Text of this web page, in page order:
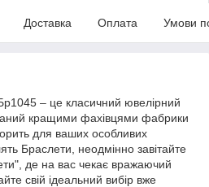
Доставка Оплата Умови
– це класичний ювелірний
кращими фахівцями фабрики
для ваших особливих
Браслети, неодмінно завітайте
де на вас чекає вражаючий
свій ідеальний вибір вже